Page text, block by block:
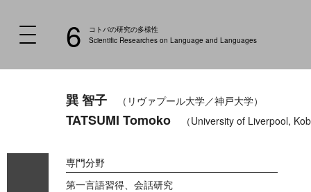
6
コトバの研究の多様性
Scientific Researches on Language and Languages
巽 智子 （リヴァプール大学／神戸大学）
TATSUMI Tomoko （University of Liverpool,
専門分野
第一言語習得、会話研究